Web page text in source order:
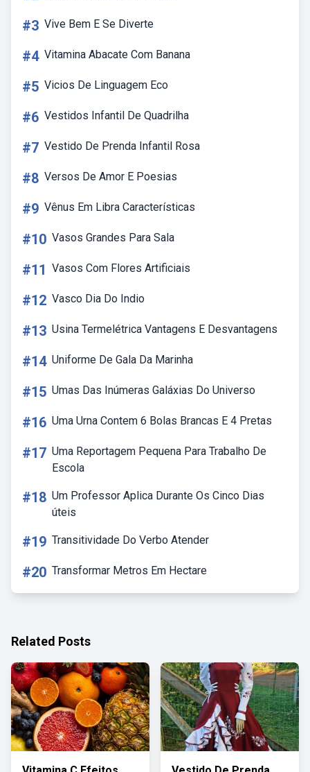
#3 Vive Bem E Se Diverte
#4 Vitamina Abacate Com Banana
#5 Vicios De Linguagem Eco
#6 Vestidos Infantil De Quadrilha
#7 Vestido De Prenda Infantil Rosa
#8 Versos De Amor E Poesias
#9 Vênus Em Libra Características
#10 Vasos Grandes Para Sala
#11 Vasos Com Flores Artificiais
#12 Vasco Dia Do Indio
#13 Usina Termelétrica Vantagens E Desvantagens
#14 Uniforme De Gala Da Marinha
#15 Umas Das Inúmeras Galáxias Do Universo
#16 Uma Urna Contem 6 Bolas Brancas E 4 Pretas
#17 Uma Reportagem Pequena Para Trabalho De
Escola
#18 Um Professor Aplica Durante Os Cinco Dias
úteis
#19 Transitividade Do Verbo Atender
#20 Transformar Metros Em Hectare
Related Posts